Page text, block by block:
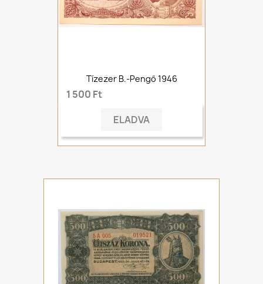
Tízezer B.-Pengő 1946
1 500 Ft
ELADVA